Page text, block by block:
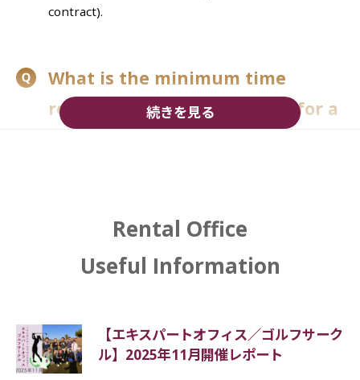
contract).
What is the minimum time
required to start a contract for a
business days.
Generally, rental office is a generic term for an
office space equipped with chairs, desks, office
Rental Office
Useful Information
【エキスパートオフィス／ゴルフサーク
ル】2025年11月開催レポート